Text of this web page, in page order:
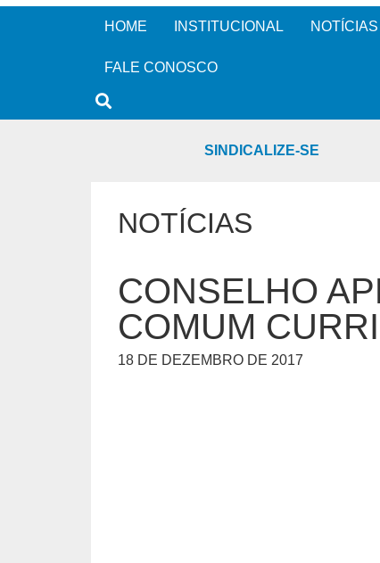
HOME INSTITUCIONAL NOTÍCIAS
FALE CONOSCO
SINDICALIZE-SE
NOTÍCIAS
CONSELHO
COMUM
18 DE DEZEMBRO DE 2017